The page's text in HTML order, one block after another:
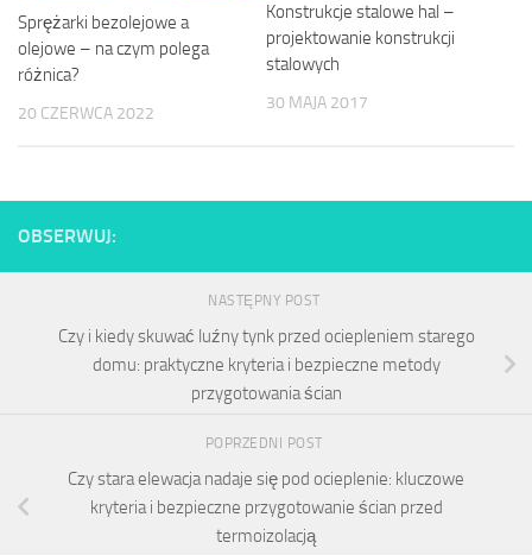
Sprężarki bezolejowe a
olejowe – na czym polega
różnica?
20 CZERWCA 2022
Konstrukcje stalowe hal –
projektowanie konstrukcji
stalowych
30 MAJA 2017
OBSERWUJ:
NASTĘPNY POST
Czy i kiedy skuwać luźny tynk przed ociepleniem starego
domu: praktyczne kryteria i bezpieczne metody
przygotowania ścian
POPRZEDNI POST
Czy stara elewacja nadaje się pod ocieplenie: kluczowe
kryteria i bezpieczne przygotowanie ścian przed
termoizolacją